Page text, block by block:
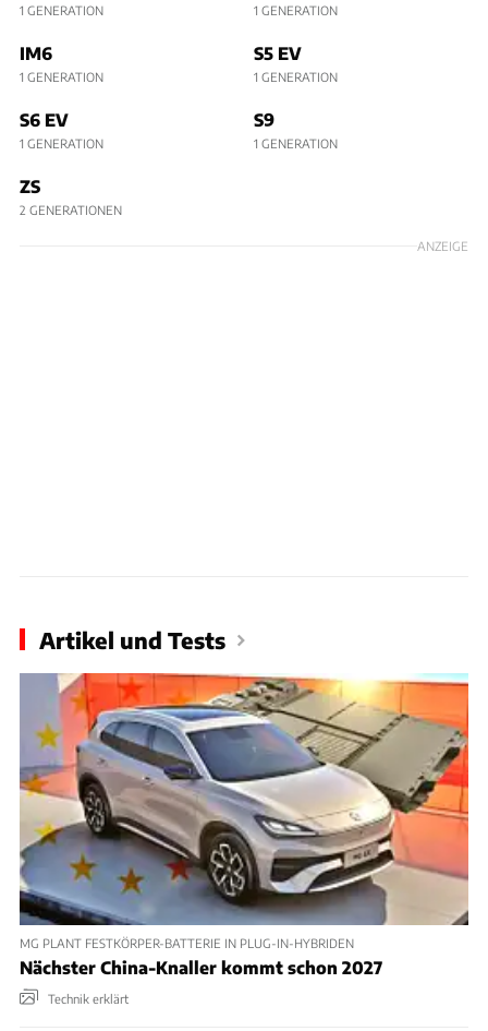
1 GENERATION 1 GENERATION
IM6
1 GENERATION
S5 EV
1 GENERATION
S6 EV
1 GENERATION
S9
1 GENERATION
ZS
2 GENERATIONEN
ANZEIGE
Artikel und Tests
MG PLANT FESTKÖRPER-BATTERIE IN PLUG-IN-HYBRIDEN
Nächster China-Knaller kommt schon 2027
Technik erklärt